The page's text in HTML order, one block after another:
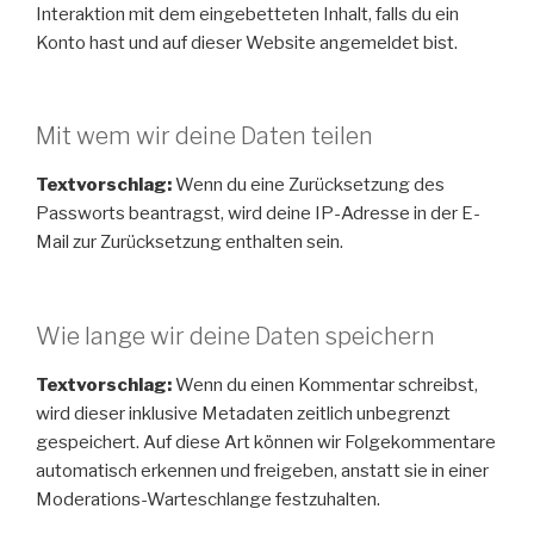
Interaktion mit dem eingebetteten Inhalt, falls du ein
Konto hast und auf dieser Website angemeldet bist.
Mit wem wir deine Daten teilen
Textvorschlag:Wenn du eine Zurücksetzung des
Passworts beantragst, wird deine IP-Adresse in der E-
Mail zur Zurücksetzung enthalten sein.
Wie lange wir deine Daten speichern
Textvorschlag:Wenn du einen Kommentar schreibst,
wird dieser inklusive Metadaten zeitlich unbegrenzt
gespeichert. Auf diese Art können wir Folgekommentare
automatisch erkennen und freigeben, anstatt sie in einer
Moderations-Warteschlange festzuhalten.